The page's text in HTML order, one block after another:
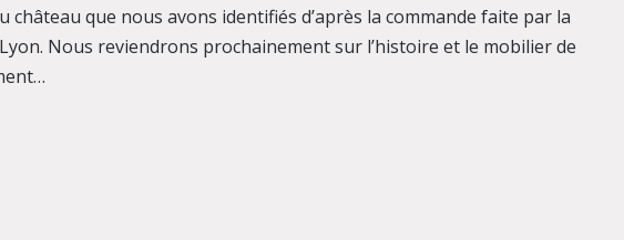
château que nous avons identifiés d’après la commande faite par la
Nous reviendrons prochainement sur l’histoire et le mobilier de